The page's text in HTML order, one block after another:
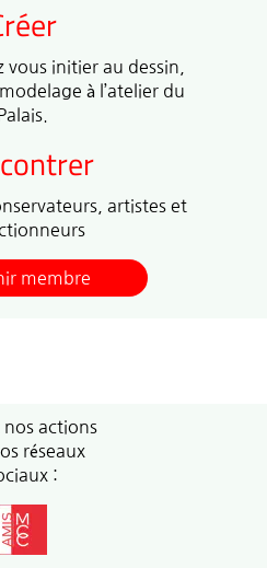
vous initier au dessin,
à l’atelier du
Palais.
artistes et
membre
nos actions
réseaux
: